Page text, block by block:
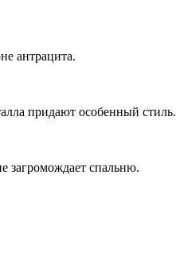
антрацита.
придают особенный стиль.
загромождает спальню.